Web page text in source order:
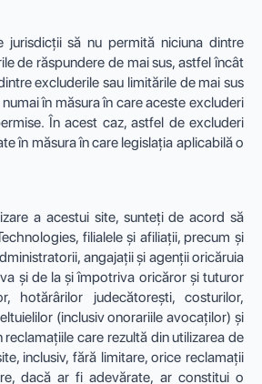
jurisdicții să nu permită niciuna dintre
de răspundere de mai sus, astfel încât
excluderile sau limitările de mai sus
în măsura în care aceste excluderi
În acest caz, astfel de excluderi
în măsura în care legislația aplicabilă o
a acestui site, sunteți de acord să
filialele și afiliații, precum și
angajații și agenții oricăruia
și de la și împotriva oricăror și tuturor
hotărârilor judecătorești, costurilor,
(inclusiv onorariile avocaților) și
care rezultă din utilizarea de
inclusiv, fără limitare, orice reclamații
dacă ar fi adevărate, ar constitui o